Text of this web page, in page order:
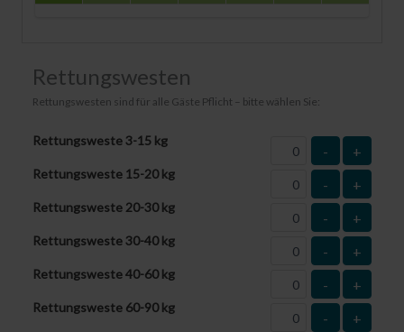
Rettungswesten
Rettungswesten sind für alle Gäste Pflicht – bitte wählen Sie:
Rettungsweste 3-15 kg
- +
Rettungsweste 15-20 kg
- +
Rettungsweste 20-30 kg
- +
Rettungsweste 30-40 kg
- +
Rettungsweste 40-60 kg
- +
Rettungsweste 60-90 kg
- +